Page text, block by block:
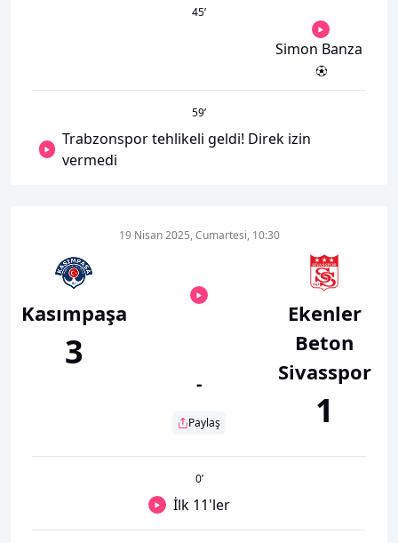
45’
Simon Banza
59’
Trabzonspor tehlikeli geldi! Direk izin
vermedi
Kasımpaşa
3
19 Nisan 2025, Cumartesi, 10:30
-
Paylaş
Ekenler
Beton
Sivasspor
1
0’
İlk 11'ler